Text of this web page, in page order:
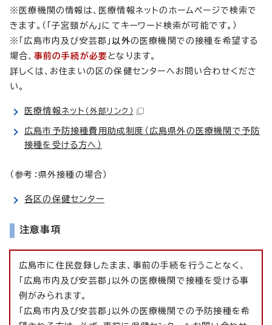
※医療機関の情報は、医療情報ネットのホームページで検索で
きます。（「子宮頸がん」にてキーワード検索が可能です。）
※「広島市内及び安芸郡」 以外の医療機関での接種を希望する
場合、 事前の手続が必要 となります。
詳しくは、お住まいの区の保健センターへお問い合わせくださ
い。
医療情報ネット （外部リンク）
広島市予防接種費用助成制度（広島県外の医療機関で予防
接種を受ける方へ）
（参考：県外接種の場合）
各区の保健センター
注意事項
広島市に住民登録したまま、事前の手続を行うことなく、
「広島市内及び安芸郡」以外の医療機関で接種を受ける事
例がみられます。
「広島市内及び安芸郡」以外の医療機関での予防接種を希